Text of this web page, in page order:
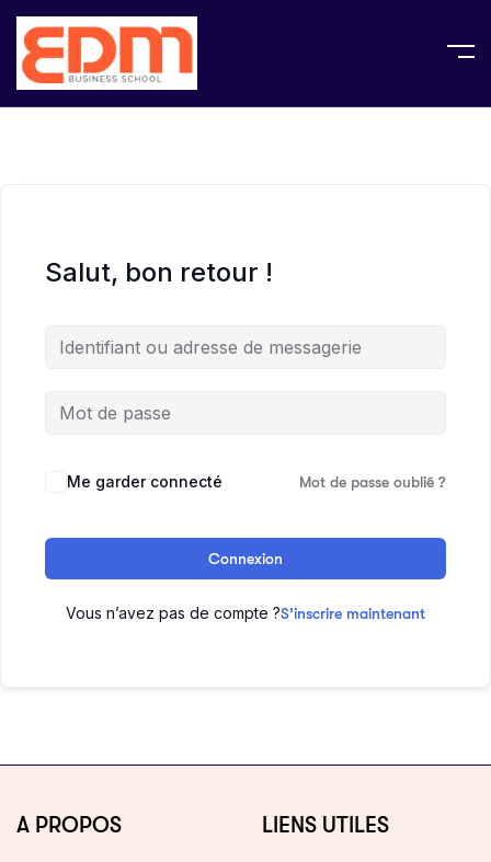
Salut, bon retour !
Me garder connecté Mot de passe oublié ?
Connexion
Vous n’avez pas de compte ?S’inscrire maintenant
A PROPOS LIENS UTILES